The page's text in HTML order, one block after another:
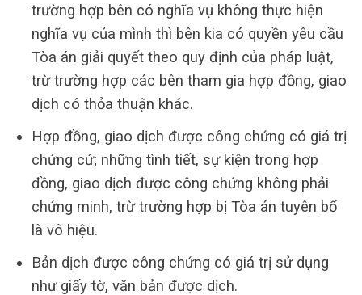
trường hợp bên có nghĩa vụ không thực hiện
nghĩa vụ của mình thì bên kia có quyền yêu cầu
Tòa án giải quyết theo quy định của pháp luật,
trừ trường hợp các bên tham gia hợp đồng, giao
dịch có thỏa thuận khác.
Hợp đồng, giao dịch được công chứng có giá trị
chứng cứ; những tình tiết, sự kiện trong hợp
đồng, giao dịch được công chứng không phải
chứng minh, trừ trường hợp bị Tòa án tuyên bố
là vô hiệu.
Bản dịch được công chứng có giá trị sử dụng
như giấy tờ, văn bản được dịch.